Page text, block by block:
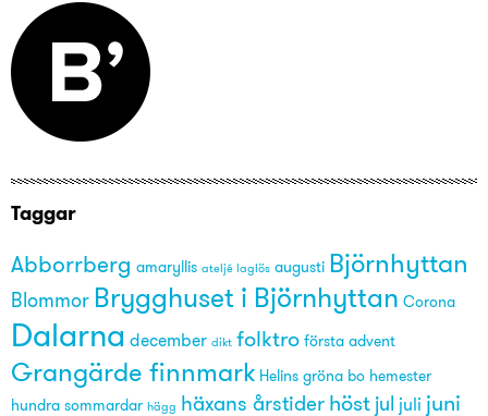
Taggar
Abborrberg amaryllis ateljé laglös augusti Björnhyttan
Blommor Brygghuset i Björnhyttan Corona
Dalarna december dikt folktro första advent
Grangärde finnmark Helins gröna bo hemester
hundra sommardar hägg häxans årstider höst jul juli juni